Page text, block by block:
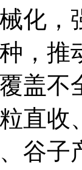
化
，
盖不
直
谷子